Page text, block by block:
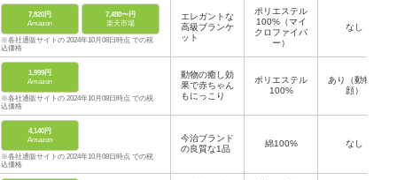
レタン1%/装
飾部分:綿10
0%/(中わた)
ポリエステル
100%
7,820円
Amazon
7,480〜円
楽天市場
※各社通販サイトの 2024年10月08日時点 での税
込価格
エレガントな
高級ブランケ
ット
ポリエステル
100%（マイ
クロファイバ
ー）
なし
1,999円
Amazon
※各社通販サイトの 2024年10月08日時点 での税
込価格
動物の癒し効
果で赤ちゃん
もにっこり
ポリエステル
100%
あり（動物の
顔）
4,140円
Amazon
※各社通販サイトの 2024年10月08日時点 での税
込価格
今治ブランド
の良質な1品
綿100% なし